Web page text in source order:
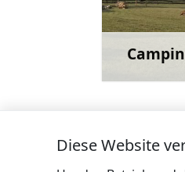
←
Diese Website